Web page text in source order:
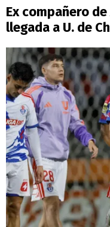
Ex compañero
llegada a U. de